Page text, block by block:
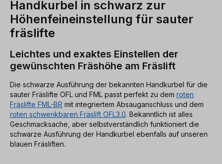
Handkurbel in schwarz zur
Höhenfeineinstellung für sauter
fräslifte
Leichtes und exaktes Einstellen der
gewünschten Fräshöhe am Fräslift
Die schwarze Ausführung der bekannten Handkurbel für die
sauter Fräslifte OFL und FML passt perfekt zu dem roten
Fräslifte FML-BR mit integriertem Absauganschluss und dem
roten schwenkbaren Fräslift OFL3.0. Bekanntlich ist alles
Geschmacksache, aber selbstverständlich funktioniert die
schwarze Ausführung der Handkurbel ebenfalls auf unseren
blauen Fräsliften.